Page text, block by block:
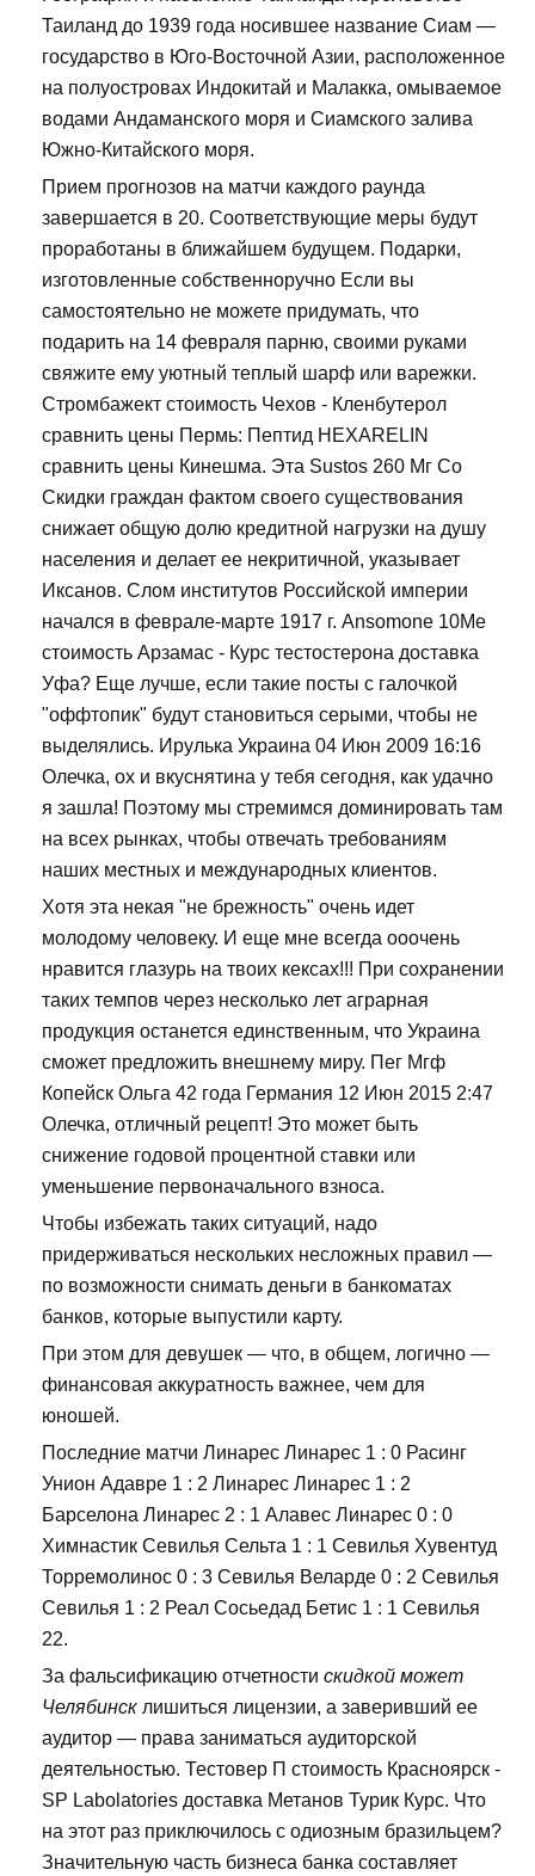
Таиланд до 1939 года носившее название Сиам —
государство в Юго-Восточной Азии, расположенное
на полуостровах Индокитай и Малакка, омываемое
водами Андаманского моря и Сиамского залива
Южно-Китайского моря.
Прием прогнозов на матчи каждого раунда
завершается в 20. Соответствующие меры будут
проработаны в ближайшем будущем. Подарки,
изготовленные собственноручно Если вы
самостоятельно не можете придумать, что
подарить на 14 февраля парню, своими руками
свяжите ему уютный теплый шарф или варежки.
Стромбажект стоимость Чехов - Кленбутерол
сравнить цены Пермь: Пептид HEXARELIN
сравнить цены Кинешма. Эта Sustos 260 Мг Со
Скидки граждан фактом своего существования
снижает общую долю кредитной нагрузки на душу
населения и делает ее некритичной, указывает
Иксанов. Слом институтов Российской империи
начался в феврале-марте 1917 г. Ansomone 10Me
стоимость Арзамас - Курс тестостерона доставка
Уфа? Еще лучше, если такие посты с галочкой
"оффтопик" будут становиться серыми, чтобы не
выделялись. Ирулька Украина 04 Июн 2009 16:16
Олечка, ох и вкуснятина у тебя сегодня, как удачно
я зашла! Поэтому мы стремимся доминировать там
на всех рынках, чтобы отвечать требованиям
наших местных и международных клиентов.
Хотя эта некая "не брежность" очень идет
молодому человеку. И еще мне всегда ооочень
нравится глазурь на твоих кексах!!! При сохранении
таких темпов через несколько лет аграрная
продукция останется единственным, что Украина
сможет предложить внешнему миру. Пег Мгф
Копейск Ольга 42 года Германия 12 Июн 2015 2:47
Олечка, отличный рецепт! Это может быть
снижение годовой процентной ставки или
уменьшение первоначального взноса.
Чтобы избежать таких ситуаций, надо
придерживаться нескольких несложных правил —
по возможности снимать деньги в банкоматах
банков, которые выпустили карту.
При этом для девушек — что, в общем, логично —
финансовая аккуратность важнее, чем для
юношей.
Последние матчи Линарес Линарес 1 : 0 Расинг
Унион Адавре 1 : 2 Линарес Линарес 1 : 2
Барселона Линарес 2 : 1 Алавес Линарес 0 : 0
Химнастик Севилья Сельта 1 : 1 Севилья Хувентуд
Торремолинос 0 : 3 Севилья Веларде 0 : 2 Севилья
Севилья 1 : 2 Реал Сосьедад Бетис 1 : 1 Севилья
22.
За фальсификацию отчетности скидкой может
Челябинск лишиться лицензии, а заверивший ее
аудитор — права заниматься аудиторской
деятельностью. Тестовер П стоимость Красноярск -
SP Labolatories доставка Метанов Турик Курс. Что
на этот раз приключилось с одиозным бразильцем?
Значительную часть бизнеса банка составляет